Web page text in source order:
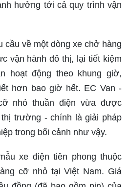
hưởng tới cả quy trình vận
cầu về một dòng xe chở hàng
vận hành đô thị, lại tiết kiệm
hoạt động theo khung giờ,
hơn bao giờ hết. EC Van -
nhỏ thuần điện vừa được
trường - chính là giải pháp
trong bối cảnh như vậy.
xe điện tiên phong thuộc
cỡ nhỏ tại Việt Nam. Giá